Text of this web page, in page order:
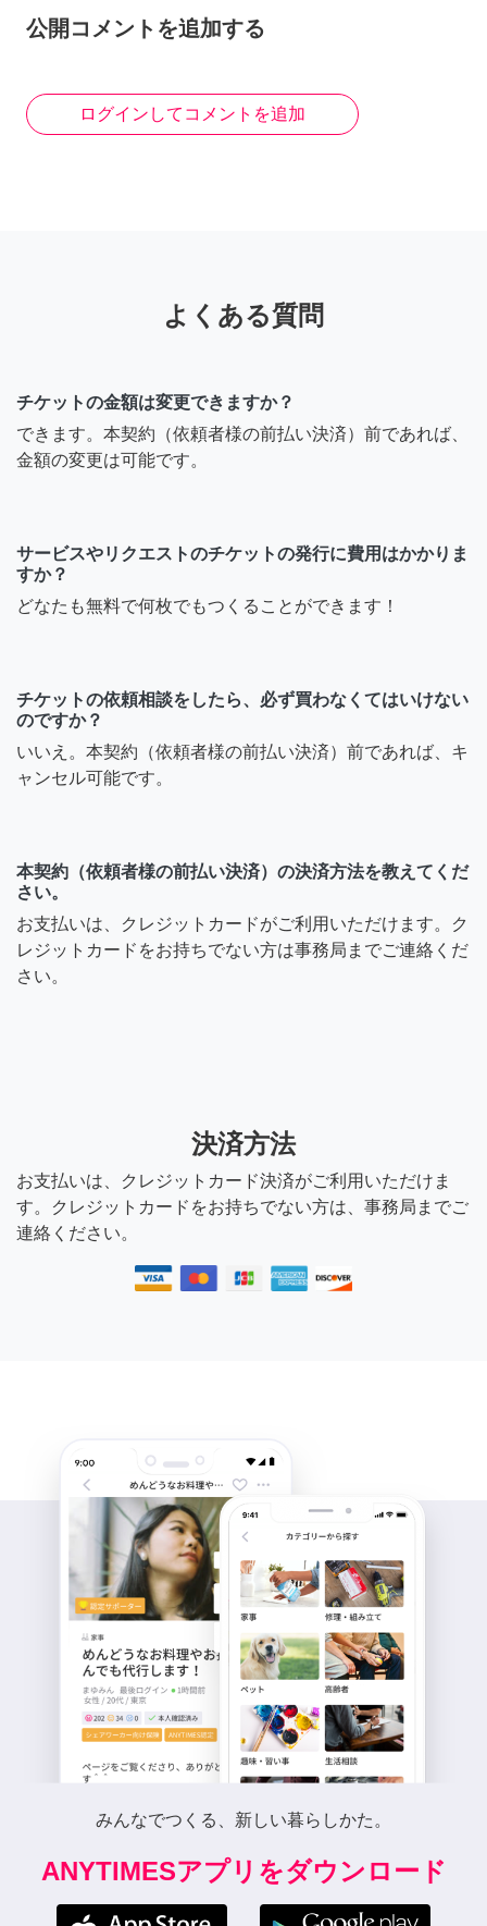
公開コメントを追加する
ログインしてコメントを追加
よくある質問
チケットの金額は変更できますか？
できます。本契約（依頼者様の前払い決済）前であれば、
金額の変更は可能です。
サービスやリクエストのチケットの発行に費用はかかりま
すか？
どなたも無料で何枚でもつくることができます！
チケットの依頼相談をしたら、必ず買わなくてはいけない
のですか？
いいえ。本契約（依頼者様の前払い決済）前であれば、キ
ャンセル可能です。
本契約（依頼者様の前払い決済）の決済方法を教えてくだ
さい。
お支払いは、クレジットカードがご利用いただけます。ク
レジットカードをお持ちでない方は事務局までご連絡くだ
さい。
決済方法
お支払いは、クレジットカード決済がご利用いただけま
す。クレジットカードをお持ちでない方は、事務局までご
連絡ください。
みんなでつくる、新しい暮らしかた。
ANYTIMESアプリをダウンロード